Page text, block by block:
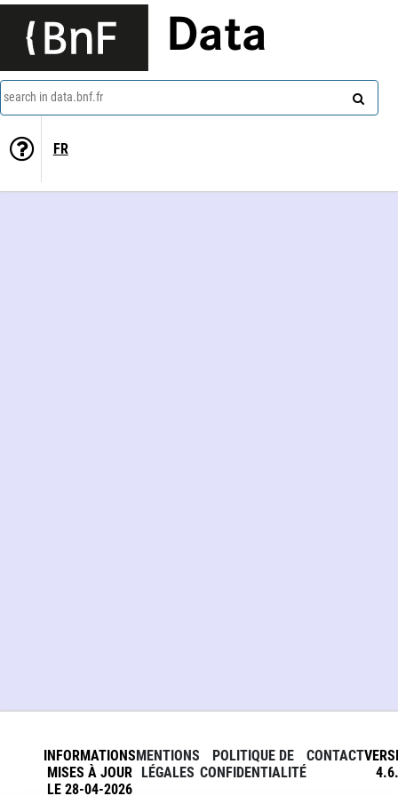
Data
search in data.bnf.fr
FR
INFORMATIONS
MISES À JOUR
LE 28-04-2026
MENTIONS
LÉGALES
POLITIQUE DE
CONFIDENTIALITÉ
CONTACT